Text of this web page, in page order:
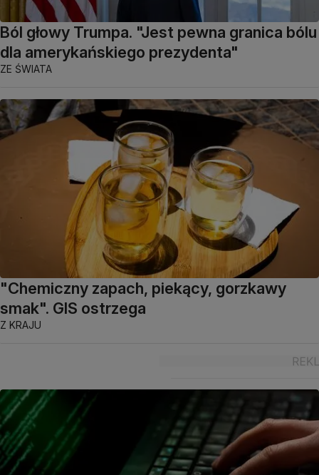
Ból głowy Trumpa. "Jest pewna granica bólu
dla amerykańskiego prezydenta"
ZE ŚWIATA
"Chemiczny zapach, piekący, gorzkawy
smak". GIS ostrzega
Z KRAJU